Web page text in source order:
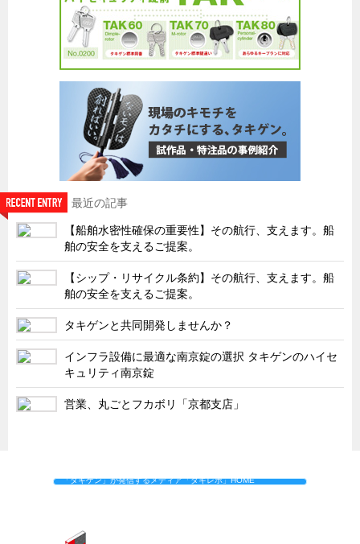
最近の記事
【船舶水密性確保の重要性】その航行、支えます。船
舶の安全を支えるご提案。
【シップ・リサイクル条約】その航行、支えます。船
舶の安全を支えるご提案。
タキゲンと共同開発しませんか？
インフラ設備に最適な南京錠の選択 タキゲンのハイセ
キュリティ南京錠
営業、丸ごとフカボリ「京都支店」
「タキゲン」が発信するメディア「タキレポ」HOME